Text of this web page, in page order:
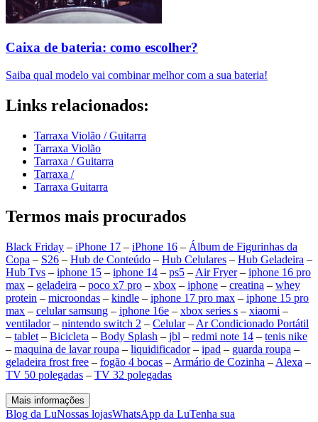
Caixa de bateria: como escolher?
Saiba qual modelo vai combinar melhor com a sua bateria!
Links relacionados:
Tarraxa Violão / Guitarra
Tarraxa Violão
Tarraxa / Guitarra
Tarraxa /
Tarraxa Guitarra
Termos mais procurados
Black Friday – iPhone 17 – iPhone 16 – Álbum de Figurinhas da
Copa – S26 – Hub de Conteúdo – Hub Celulares – Hub Geladeira –
Hub Tvs – iphone 15 – iphone 14 – ps5 – Air Fryer– iphone 16 pro
max – geladeira – poco x7 pro – xbox – iphone – creatina – whey
protein – microondas – kindle – iphone 17 pro max – iphone 15 pro
max – celular samsung – iphone 16e – xbox series s – xiaomi –
ventilador– nintendo switch 2 – Celular– Ar Condicionado Portátil
– tablet – Bicicleta – Body Splash – jbl – redmi note 14 – tenis nike
– maquina de lavar roupa – liquidificador– ipad – guarda roupa –
geladeira frost free – fogão 4 bocas – Armário de Cozinha – Alexa –
TV 50 polegadas – TV 32 polegadas
Mais informações
Blog da LuNossas lojasWhatsApp da LuTenha sua